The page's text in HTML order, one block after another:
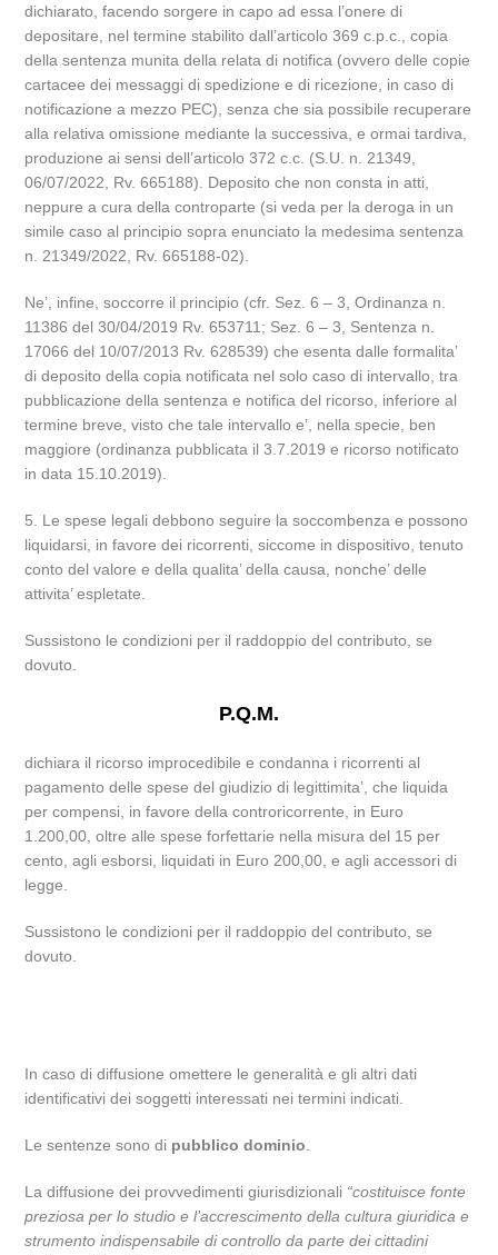
dichiarato, facendo sorgere in capo ad essa l’onere di
depositare, nel termine stabilito dall’articolo 369 c.p.c., copia
della sentenza munita della relata di notifica (ovvero delle copie
cartacee dei messaggi di spedizione e di ricezione, in caso di
notificazione a mezzo PEC), senza che sia possibile recuperare
alla relativa omissione mediante la successiva, e ormai tardiva,
produzione ai sensi dell’articolo 372 c.c. (S.U. n. 21349,
06/07/2022, Rv. 665188). Deposito che non consta in atti,
neppure a cura della controparte (si veda per la deroga in un
simile caso al principio sopra enunciato la medesima sentenza
n. 21349/2022, Rv. 665188-02).
Ne’, infine, soccorre il principio (cfr. Sez. 6 – 3, Ordinanza n.
11386 del 30/04/2019 Rv. 653711; Sez. 6 – 3, Sentenza n.
17066 del 10/07/2013 Rv. 628539) che esenta dalle formalita’
di deposito della copia notificata nel solo caso di intervallo, tra
pubblicazione della sentenza e notifica del ricorso, inferiore al
termine breve, visto che tale intervallo e’, nella specie, ben
maggiore (ordinanza pubblicata il 3.7.2019 e ricorso notificato
in data 15.10.2019).
5. Le spese legali debbono seguire la soccombenza e possono
liquidarsi, in favore dei ricorrenti, siccome in dispositivo, tenuto
conto del valore e della qualita’ della causa, nonche’ delle
attivita’ espletate.
Sussistono le condizioni per il raddoppio del contributo, se
dovuto.
P.Q.M.
dichiara il ricorso improcedibile e condanna i ricorrenti al
pagamento delle spese del giudizio di legittimita’, che liquida
per compensi, in favore della controricorrente, in Euro
1.200,00, oltre alle spese forfettarie nella misura del 15 per
cento, agli esborsi, liquidati in Euro 200,00, e agli accessori di
legge.
Sussistono le condizioni per il raddoppio del contributo, se
dovuto.
In caso di diffusione omettere le generalità e gli altri dati
identificativi dei soggetti interessati nei termini indicati.
Le sentenze sono di pubblico dominio
La diffusione dei provvedimenti giurisdizionali “costituisce fonte
preziosa per lo studio e l’accrescimento della cultura giuridica e
strumento indispensabile di controllo da parte dei cittadini